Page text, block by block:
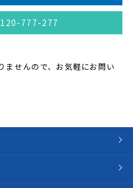
777-277
せんので、お気軽にお問い